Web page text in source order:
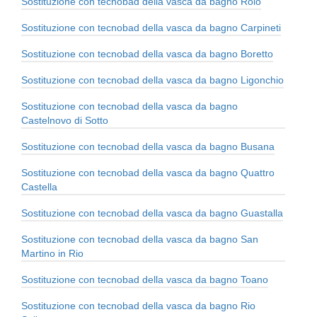
Sostituzione con tecnobad della vasca da bagno Carpineti
Sostituzione con tecnobad della vasca da bagno Boretto
Sostituzione con tecnobad della vasca da bagno Ligonchio
Sostituzione con tecnobad della vasca da bagno
Castelnovo di Sotto
Sostituzione con tecnobad della vasca da bagno Busana
Sostituzione con tecnobad della vasca da bagno Quattro
Castella
Sostituzione con tecnobad della vasca da bagno Guastalla
Sostituzione con tecnobad della vasca da bagno San
Martino in Rio
Sostituzione con tecnobad della vasca da bagno Toano
Sostituzione con tecnobad della vasca da bagno Rio